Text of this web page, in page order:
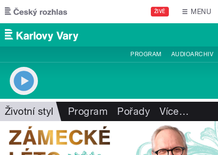
Přejít k hlavnímu obsahu
ŽIVĚ MENU
PROGRAM AUDIOARCHIV
Životní styl Program Pořady Více…